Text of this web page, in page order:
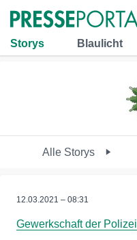
Storys Blaulicht
Alle Storys
12.03.2021 – 08:31
Gewerkschaft der Polizei